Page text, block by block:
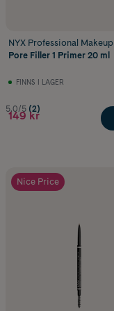
NYX Professional Makeup
Pore Filler 1 Primer 20 ml
FINNS I LAGER
5.0/5 (2)
149 kr
Nice Price